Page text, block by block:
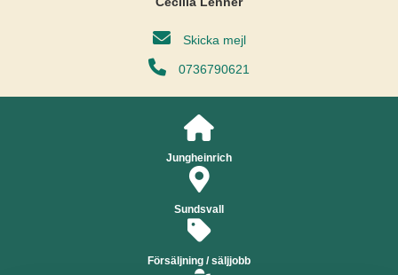
Skicka mejl
0736790621
Jungheinrich
Sundsvall
Försäljning / säljjobb